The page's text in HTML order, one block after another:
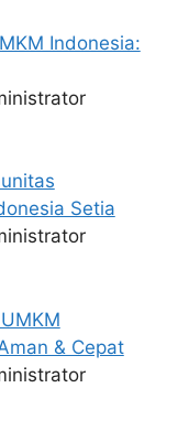
Indonesia:
Setia
& Cepat